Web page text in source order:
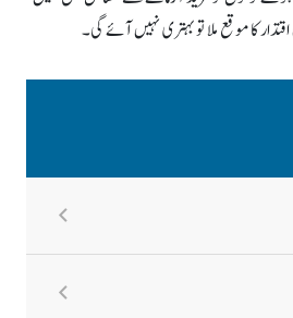
کا موقع ملا تو بہتری نہیں آئے گی۔